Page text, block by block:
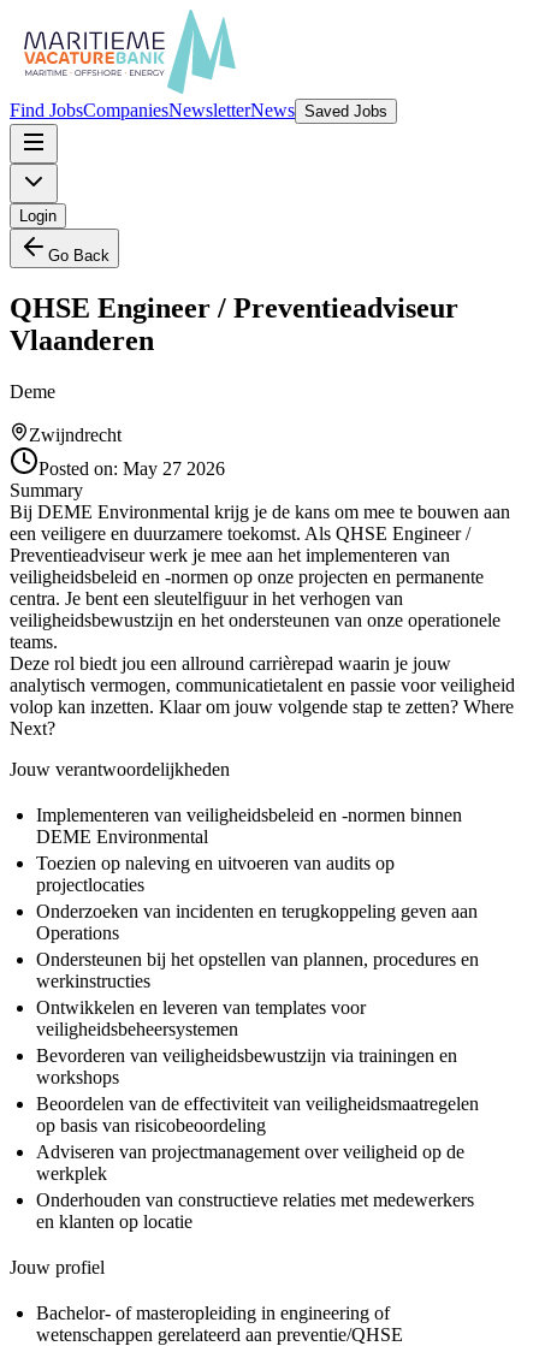
Find JobsCompaniesNewsletterNews Saved Jobs
Login
Go Back
QHSE Engineer / Preventieadviseur
Vlaanderen
Deme
Zwijndrecht
Posted on: May 27 2026
Summary
Bij DEME Environmental krijg je de kans om mee te bouwen aan
een veiligere en duurzamere toekomst. Als QHSE Engineer /
Preventieadviseur werk je mee aan het implementeren van
veiligheidsbeleid en -normen op onze projecten en permanente
centra. Je bent een sleutelfiguur in het verhogen van
veiligheidsbewustzijn en het ondersteunen van onze operationele
teams.
Deze rol biedt jou een allround carrièrepad waarin je jouw
analytisch vermogen, communicatietalent en passie voor veiligheid
volop kan inzetten. Klaar om jouw volgende stap te zetten? Where
Next?
Jouw verantwoordelijkheden
Implementeren van veiligheidsbeleid en -normen binnen
DEME Environmental
Toezien op naleving en uitvoeren van audits op
projectlocaties
Onderzoeken van incidenten en terugkoppeling geven aan
Operations
Ondersteunen bij het opstellen van plannen, procedures en
werkinstructies
Ontwikkelen en leveren van templates voor
veiligheidsbeheersystemen
Bevorderen van veiligheidsbewustzijn via trainingen en
workshops
Beoordelen van de effectiviteit van veiligheidsmaatregelen
op basis van risicobeoordeling
Adviseren van projectmanagement over veiligheid op de
werkplek
Onderhouden van constructieve relaties met medewerkers
en klanten op locatie
Jouw profiel
Bachelor- of masteropleiding in engineering of
wetenschappen gerelateerd aan preventie/QHSE